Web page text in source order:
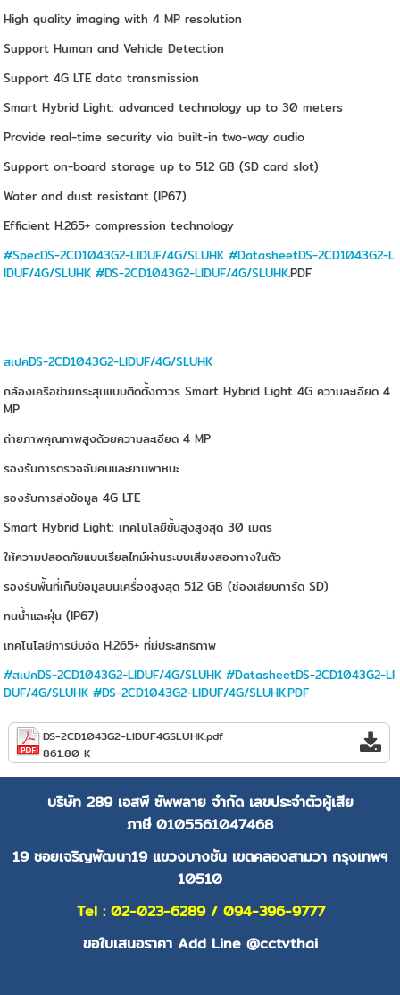
High quality imaging with 4 MP resolution
Support Human and Vehicle Detection
Support 4G LTE data transmission
Smart Hybrid Light: advanced technology up to 30 meters
Provide real-time security via built-in two-way audio
Support on-board storage up to 512 GB (SD card slot)
Water and dust resistant (IP67)
Efficient H.265+ compression technology
#SpecDS-2CD1043G2-LIDUF/4G/SLUHK #DatasheetDS-2CD1043G2-L
IDUF/4G/SLUHK #DS-2CD1043G2-LIDUF/4G/SLUHK.PDF
สเปคDS-2CD1043G2-LIDUF/4G/SLUHK
กล้องเครือข่ายกระสุนแบบติดตั้งถาวร Smart Hybrid Light 4G ความละเอียด 4
MP
ถ่ายภาพคุณภาพสูงด้วยความละเอียด 4 MP
รองรับการตรวจจับคนและยานพาหนะ
รองรับการส่งข้อมูล 4G LTE
Smart Hybrid Light: เทคโนโลยีขั้นสูงสูงสุด 30 เมตร
ให้ความปลอดภัยแบบเรียลไทม์ผ่านระบบเสียงสองทางในตัว
รองรับพื้นที่เก็บข้อมูลบนเครื่องสูงสุด 512 GB (ช่องเสียบการ์ด SD)
ทนน้ำและฝุ่น (IP67)
เทคโนโลยีการบีบอัด H.265+ ที่มีประสิทธิภาพ
#สเปคDS-2CD1043G2-LIDUF/4G/SLUHK #DatasheetDS-2CD1043G2-LI
DUF/4G/SLUHK #DS-2CD1043G2-LIDUF/4G/SLUHK.PDF
DS-2CD1043G2-LIDUF4GSLUHK.pdf
861.80 K
บริษัท 289 เอสพี ซัพพลาย จำกัด เลขประจำตัวผู้เสีย
ภาษี 0105561047468
19 ซอยเจริญพัฒนา19 แขวงบางชัน เขตคลองสามวา กรุงเทพฯ
10510
Tel : 02-023-6289 / 094-396-9777
ขอใบเสนอราคา Add Line @cctvthai